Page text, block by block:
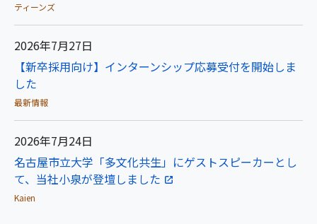
ティーンズ
2026年7月27日
【新卒採用向け】インターンシップ応募受付を開始しま
した
最新情報
2026年7月24日
名古屋市立大学「多文化共生」にゲストスピーカーとし
て、当社小泉が登壇しました
Kaien